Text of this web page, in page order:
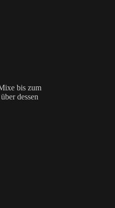
bis zum
dessen